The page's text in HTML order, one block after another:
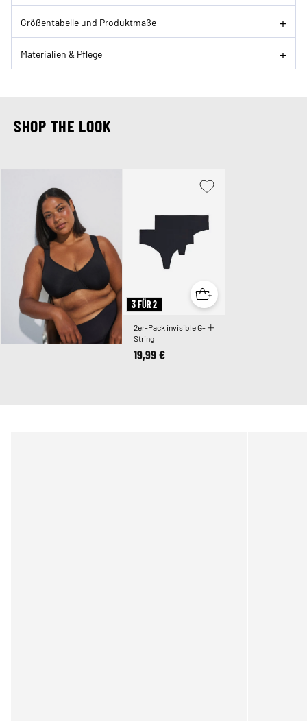
Größentabelle und Produktmaße
Materialien & Pflege
SHOP THE LOOK
3 FÜR 2
2er-Pack invisible G-
String
19,99 €